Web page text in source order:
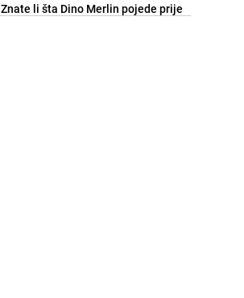
Znate li šta Dino Merlin pojede prije